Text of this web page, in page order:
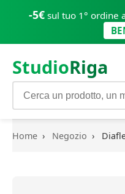
-5€sul tuo 1° ordine
StudioRiga
Home › Negozio ›